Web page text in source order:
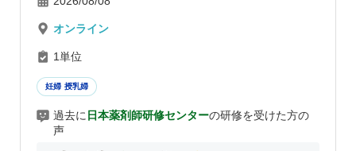
オンライン
1単位
妊婦 授乳婦
過去に 日本薬剤師研修センターの研修を受けた方の
声